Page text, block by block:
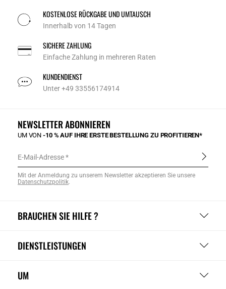
KOSTENLOSE RÜCKGABE UND UMTAUSCH
Innerhalb von 14 Tagen
SICHERE ZAHLUNG
Einfache Zahlung in mehreren Raten
KUNDENDIENST
Unter +49 33556174914
BRAUCHEN SIE HILFE ?
DIENSTLEISTUNGEN
UM
NEWSLETTER ABONNIEREN
UM VON-10 % AUF IHRE ERSTE BESTELLUNG ZU PROFITIEREN*
E-Mail-Adresse
Mit der Anmeldung zu unserem Newsletter akzeptieren Sie unsere
Datenschutzpolitik.